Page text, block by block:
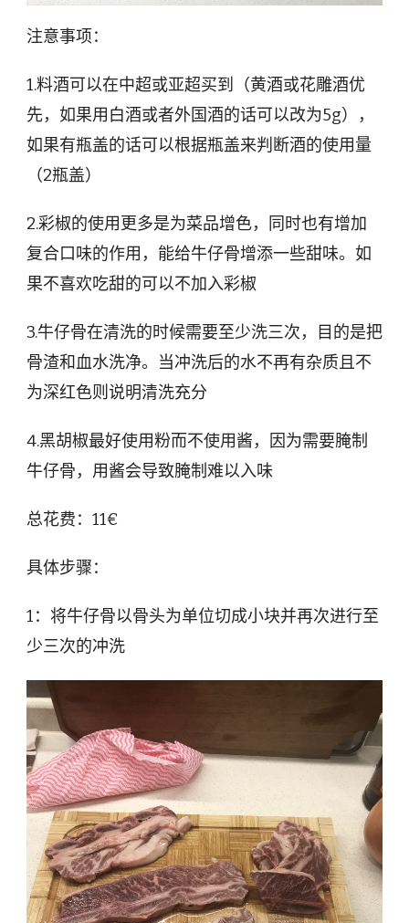
注意事项：
1.料酒可以在中超或亚超买到（黄酒或花雕酒优
先，如果用白酒或者外国酒的话可以改为5g），
如果有瓶盖的话可以根据瓶盖来判断酒的使用量
（2瓶盖）
2.彩椒的使用更多是为菜品增色，同时也有增加
复合口味的作用，能给牛仔骨增添一些甜味。如
果不喜欢吃甜的可以不加入彩椒
3.牛仔骨在清洗的时候需要至少洗三次，目的是把
骨渣和血水洗净。当冲洗后的水不再有杂质且不
为深红色则说明清洗充分
4.黑胡椒最好使用粉而不使用酱，因为需要腌制
牛仔骨，用酱会导致腌制难以入味
总花费：11€
具体步骤：
1：将牛仔骨以骨头为单位切成小块并再次进行至
少三次的冲洗